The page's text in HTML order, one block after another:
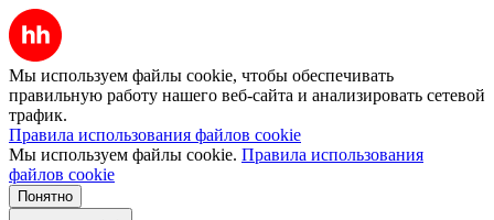
Мы используем файлы cookie, чтобы обеспечивать
правильную работу нашего веб-сайта и анализировать сетевой
трафик.
Правила использования файлов cookie
Мы используем файлы cookie. Правила использования
файлов cookie
Понятно